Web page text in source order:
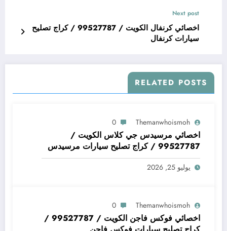
Next post
اخصائي كرنفال الكويت / 99527787 / كراج تصليح
سيارات كرنفال
RELATED POSTS
Themanwhoismoh
0
اخصائي مرسيدس جي كلاس الكويت /
99527787 / كراج تصليح سيارات مرسيدس
جي كلاس
يوليو 25, 2026
Themanwhoismoh
0
اخصائي فوكس فاجن الكويت / 99527787 /